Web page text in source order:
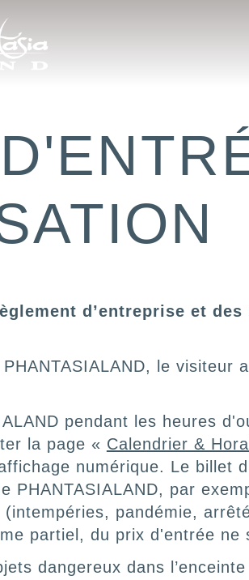
d’entreprise et
le visiteur
pendant les heures
la page « Calendrier &
numérique. Le billet
par
pandémie,
partiel, du prix d'entrée ne
dangereux dans